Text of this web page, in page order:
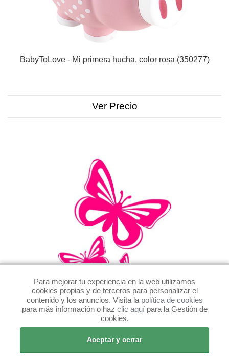
BabyToLove - Mi primera hucha, color rosa (350277)
Ver Precio
Pegatinas mariposa rosa de vinilo para coche, ventana,
furgoneta
Ver Precio
Para mejorar tu experiencia en la web utilizamos
cookies propias y de terceros para personalizar el
contenido y los anuncios. Visita la política de cookies
para más información o haz clic aquípara la Gestión de
cookies.
Aceptar y cerrar